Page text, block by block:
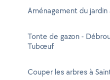
Aménagement du
Tonte de gazon -
Tubœuf
Couper les arbres à